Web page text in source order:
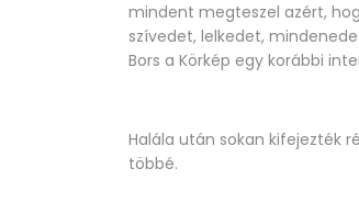
mindent megteszel azért,
szívedet, lelkedet,
Bors a Körkép egy korábbi
Halála után sokan kifejezték
többé.